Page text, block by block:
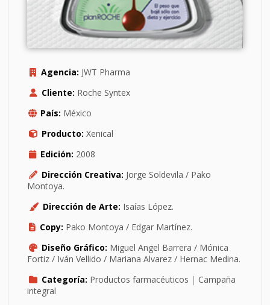
Agencia: JWT Pharma
Cliente: Roche Syntex
País: México
Producto: Xenical
Edición: 2008
Dirección Creativa: Jorge Soldevila / Pako
Montoya.
Dirección de Arte: Isaías López.
Copy: Pako Montoya / Edgar Martínez.
Diseño Gráfico: Miguel Angel Barrera / Mónica
Fortiz / Iván Vellido / Mariana Alvarez / Hernac Medina.
Categoría: Productos farmacéuticos | Campaña
integral